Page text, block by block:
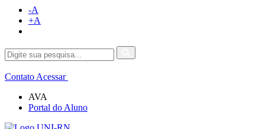
-A
+A
Contato Acessar
AVA
Portal do Aluno